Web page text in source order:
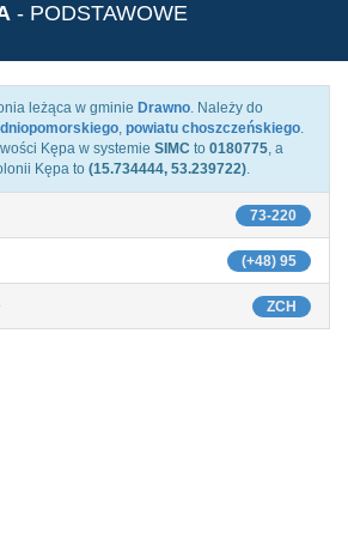
- PODSTAWOWE
leżąca w gminie Drawno. Należy do
, powiatu choszczeńskiego.
Kępa w systemie SIMC to 0180775, a
Kępa to (15.734444, 53.239722).
73-220
(+48) 95
ZCH